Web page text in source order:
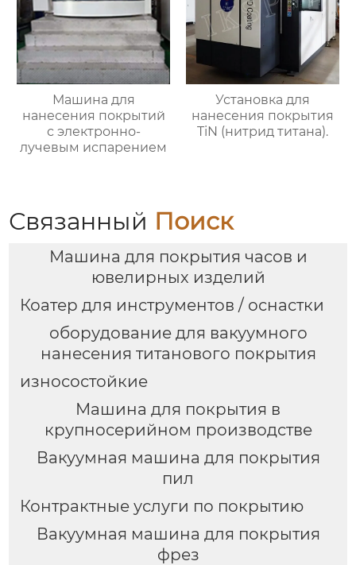
Машина для
нанесения покрытий
с электронно-
лучевым испарением
Установка для
нанесения покрытия
TiN (нитрид титана).
Связанный Поиск
Машина для покрытия часов и
ювелирных изделий
Коатер для инструментов / оснастки
оборудование для вакуумного
нанесения титанового покрытия
износостойкие
Машина для покрытия в
крупносерийном производстве
Вакуумная машина для покрытия
пил
Контрактные услуги по покрытию
Вакуумная машина для покрытия
фрез